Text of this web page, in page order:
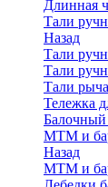
Длинная
Тали
Назад
Тали
Тали
Тали
Тележка
Балочный
МТМ и
Назад
МТМ и